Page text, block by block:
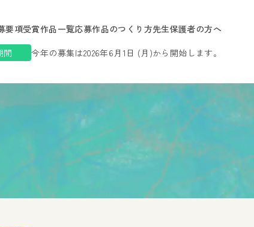
要項受賞作品一覧応募作品のつくり方先生保護者の方へ
間
今年の募集は2026年6月1日 (月)から開始します。